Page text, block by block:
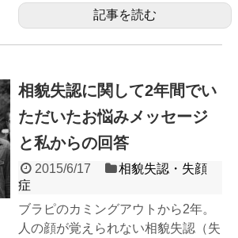
記事を読む
相貌失認に関して2年間でい
ただいたお悩みメッセージ
と私からの回答
2015/6/17
相貌失認・失顔
症
ブラピのカミングアウトから2年。
人の顔が覚えられない相貌失認（失